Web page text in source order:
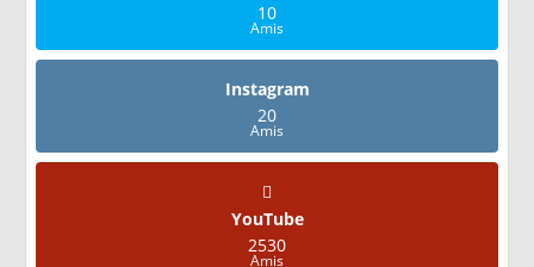
10
Amis
Instagram
20
Amis
YouTube
2530
Amis